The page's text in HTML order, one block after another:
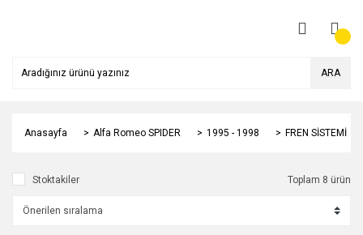
ARA
Anasayfa Alfa Romeo SPIDER 1995 - 1998 FREN SİSTEMİ
Stoktakiler Toplam 8 ürün